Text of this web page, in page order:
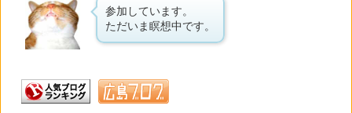
参加しています。
ただいま瞑想中です。